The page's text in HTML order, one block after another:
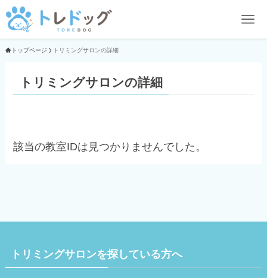
トップページ トリミングサロンの詳細
トリミングサロンの詳細
該当の教室IDは見つかりませんでした。
トリミングサロンを探している方へ